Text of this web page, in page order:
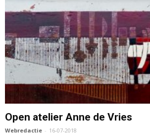
Open atelier Anne de Vries
Webredactie - 16-07-2018